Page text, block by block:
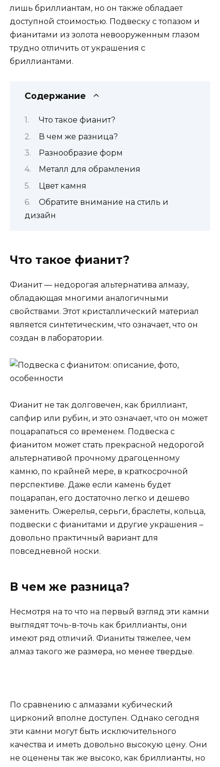
лишь бриллиантам, но он также обладает
доступной стоимостью. Подвеску с топазом и
фианитами из золота невооруженным глазом
трудно отличить от украшения с
бриллиантами.
Содержание
Что такое фианит?
В чем же разница?
Разнообразие форм
Металл для обрамления
Цвет камня
Обратите внимание на стиль и
дизайн
Что такое фианит?
Фианит — недорогая альтернатива алмазу,
обладающая многими аналогичными
свойствами. Этот кристаллический материал
является синтетическим, что означает, что он
создан в лаборатории.
Фианит не так долговечен, как бриллиант,
сапфир или рубин, и это означает, что он может
поцарапаться со временем. Подвеска с
фианитом может стать прекрасной недорогой
альтернативой прочному драгоценному
камню, по крайней мере, в краткосрочной
перспективе. Даже если камень будет
поцарапан, его достаточно легко и дешево
заменить. Ожерелья, серьги, браслеты, кольца,
подвески с фианитами и другие украшения –
довольно практичный вариант для
повседневной носки.
В чем же разница?
Несмотря на то что на первый взгляд эти камни
выглядят точь-в-точь как бриллианты, они
имеют ряд отличий. Фианиты тяжелее, чем
алмаз такого же размера, но менее твердые.
По сравнению с алмазами кубический
цирконий вполне доступен. Однако сегодня
эти камни могут быть исключительного
качества и иметь довольно высокую цену. Они
не оценены так же высоко, как бриллианты, но